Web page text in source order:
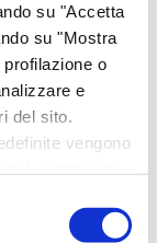
su "Accetta
su "Mostra
o
e
del sito.
vengono
la